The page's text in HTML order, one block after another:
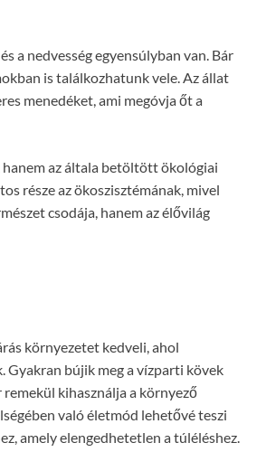
a nedvesség egyensúlyban van. Bár
is találkozhatunk vele. Az állat
menedéket, ami megóvja őt a
hanem az általa betöltött ökológiai
része az ökoszisztémának, mivel
csodája, hanem az élővilág
környezetet kedveli, ahol
bújik meg a vízparti kövek
kihasználja a környező
való életmód lehetővé teszi
amely elengedhetetlen a túléléshez.